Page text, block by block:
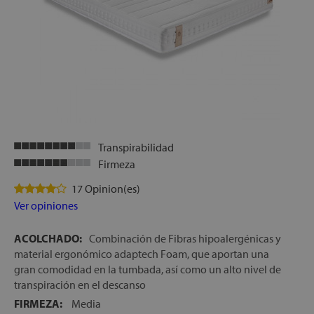
COLCHÓN ARTICULABLE:
Este modelo es idóneo para
colocar sobre camas articuladas
DISPONIBLE EN OPCIÓN DÚO:
Este colchón, en las
medidas de 150,160 y 180 cm de ancho, tiene una opción
ENVÍO, MONTAJE Y RETIRADA DEL ANTIGUO
COLCHÓN, GRATIS
FABRICACIÓN ESPAÑOLA
ALTURA: +/- 21 cm
Transpirabilidad
Firmeza
17 Opinion(es)
Ver opiniones
ACOLCHADO: Combinación de Fibras hipoalergénicas y
material ergonómico adaptech Foam, que aportan una
gran comodidad en la tumbada, así como un alto nivel de
transpiración en el descanso
FIRMEZA:
Media